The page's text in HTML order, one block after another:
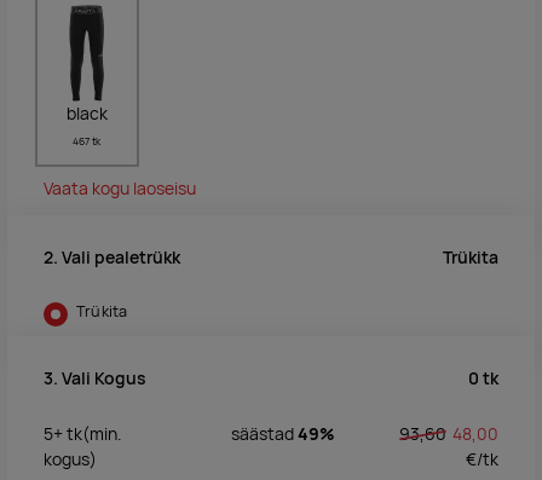
black
467 tk
Vaata kogu laoseisu
2. Vali pealetrükk Trükita
Trükita
3. Vali Kogus 0 tk
5+tk(min.
kogus)
säästad49% 93,60 48,00
€/tk